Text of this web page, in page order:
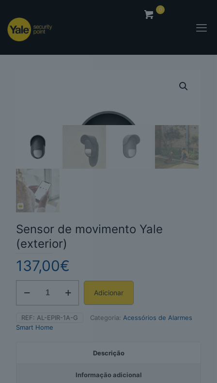
0
Sensor de movimento Yale
(exterior)
137,00€
movimento
Yale
Adicionar
Alternative:
REF: AL-EPIR-1A-G Categoria: Acessórios de Alarmes
Smart Home
Descrição
Informação adicional